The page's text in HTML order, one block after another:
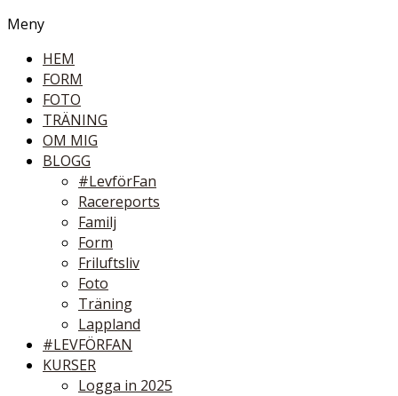
Meny
HEM
FORM
FOTO
TRÄNING
OM MIG
BLOGG
#LevförFan
Racereports
Familj
Form
Friluftsliv
Foto
Träning
Lappland
#LEVFÖRFAN
KURSER
Logga in 2025